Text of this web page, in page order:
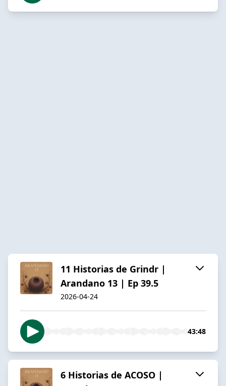
11 Historias de Grindr |
Arandano 13 | Ep 39.5
2026-04-24
43:48
6 Historias de ACOSO |